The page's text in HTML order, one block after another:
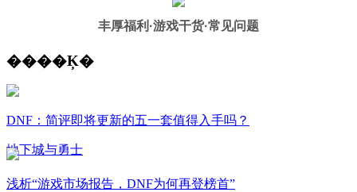
丰厚福利 ·游戏干货·常见问题
����Ķ�
DNF：简评即将更新的五一套值得入手吗？
地下城与勇士
浅析“游戏市场报告，DNF为何再登榜首”